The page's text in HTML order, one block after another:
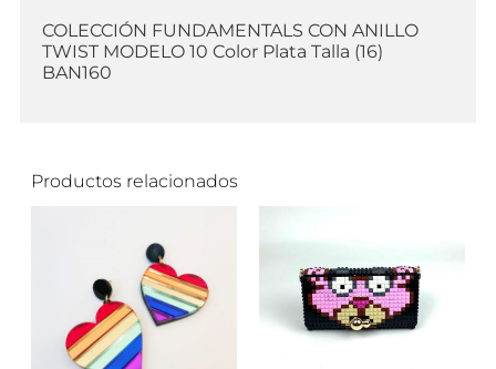
COLECCIÓN FUNDAMENTALS CON ANILLO
TWIST MODELO 10 Color Plata Talla (16)
BAN160
Productos relacionados